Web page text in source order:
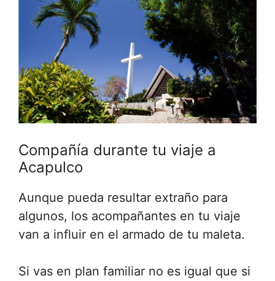
Compañía durante tu viaje a
Acapulco
Aunque pueda resultar extraño para
algunos, los acompañantes en tu viaje
van a influir en el armado de tu maleta.
Si vas en plan familiar no es igual que si